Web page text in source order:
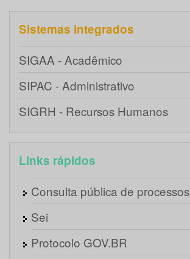
Sistemas integrados
SIGAA - Acadêmico
SIPAC - Administrativo
SIGRH - Recursos Humanos
Links rápidos
Consulta pública de processos
Sei
Protocolo GOV.BR